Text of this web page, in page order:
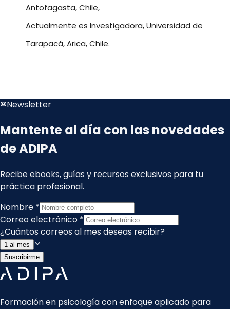
Antofagasta, Chile,
Actualmente es Investigadora, Universidad de
Tarapacá, Arica, Chile.